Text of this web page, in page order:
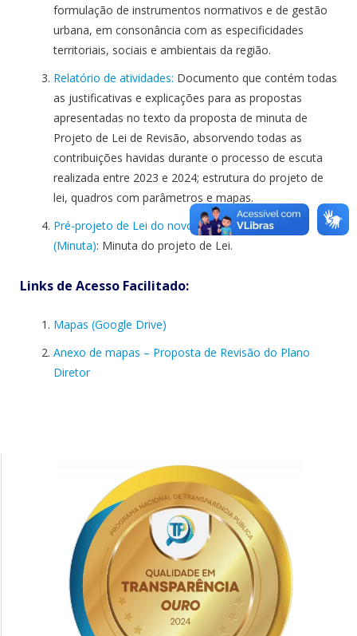
formulação de instrumentos normativos e de gestão
urbana, em consonância com as especificidades
territoriais, sociais e ambientais da região.
Relatório de atividades: Documento que contém todas
as justificativas e explicações para as propostas
apresentadas no texto da proposta de minuta de
Projeto de Lei de Revisão, absorvendo todas as
contribuições havidas durante o processo de escuta
realizada entre 2023 e 2024; estrutura do projeto de
lei, quadros com parâmetros e mapas.
Pré-projeto de Lei do novo PDUT Serra Grande
(Minuta): Minuta do projeto de Lei.
Links de Acesso Facilitado:
Mapas (Google Drive)
Anexo de mapas – Proposta de Revisão do Plano
Diretor